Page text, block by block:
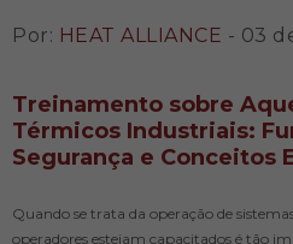
Por: HEAT ALLIANCE - 03
Treinamento sobre
Térmicos Industriais:
Segurança e Conceitos
Quando se trata da operação de
operadores estejam capacitados é tão